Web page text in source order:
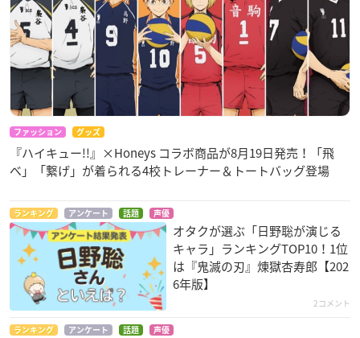
ファッション グッズ
『ハイキュー!!』×Honeys コラボ商品が8月19日発売！「飛
べ」「繋げ」が着られる4校トレーナー＆トートバッグ登場
ランキング アンケート 話題 声優
オタクが選ぶ「日野聡が演じる
キャラ」ランキングTOP10！1位
は『鬼滅の刃』煉󠄁獄杏寿郎【202
6年版】
2コメント
ランキング アンケート 話題 声優